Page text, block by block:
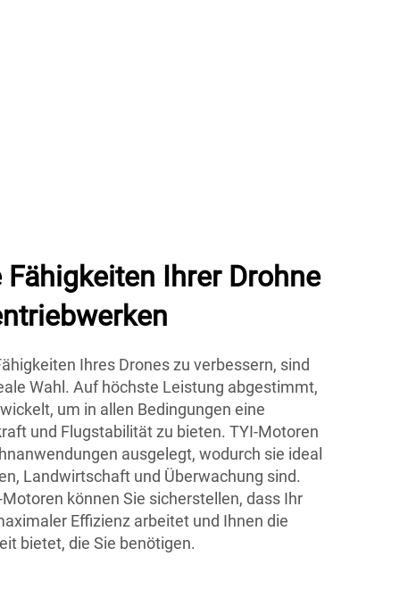
Fähigkeiten Ihrer Drohne
Ihres Drones zu verbessern, sind
Wahl. Auf höchste Leistung abgestimmt,
um in allen Bedingungen eine
und Flugstabilität zu bieten. TYI-Motoren
ausgelegt, wodurch sie ideal
Landwirtschaft und Überwachung sind.
können Sie sicherstellen, dass Ihr
Effizienz arbeitet und Ihnen die
bietet, die Sie benötigen.